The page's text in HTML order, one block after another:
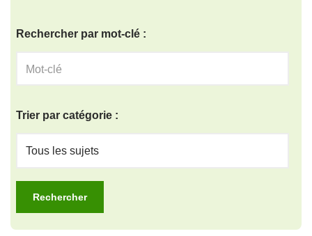
Rechercher par mot-clé :
Trier par catégorie :